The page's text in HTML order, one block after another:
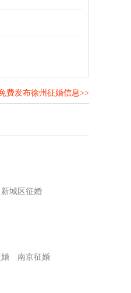
费发布徐州征婚信息>>
新城区征婚
南京征婚